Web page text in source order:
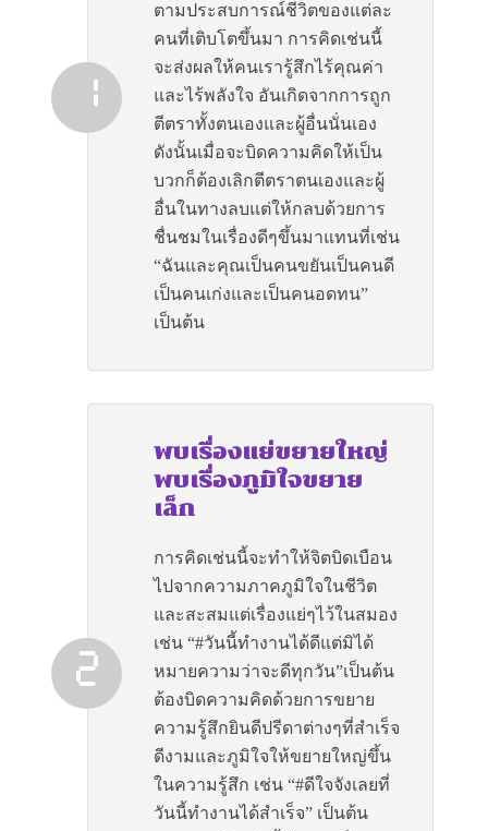
ตามประสบการณ์ชีวิตของแต่ละ
คนที่เติบโตขึ้นมา การคิดเช่นนี้
จะส่งผลให้คนเรารู้สึกไร้คุณค่า
และไร้พลังใจ อันเกิดจากการถูก
ตีตราทั้งตนเองและผู้อื่นนั่นเอง
ดังนั้นเมื่อจะบิดความคิดให้เป็น
บวกก็ต้องเลิกตีตราตนเองและผู้
อื่นในทางลบแต่ให้กลบด้วยการ
ชื่นชมในเรื่องดีๆขึ้นมาแทนที่เช่น
“ฉันและคุณเป็นคนขยันเป็นคนดี
เป็นคนเก่งและเป็นคนอดทน”
เป็นต้น
พบเรื่องแย่ขยายใหญ่
พบเรื่องภูมิใจขยาย
เล็ก
การคิดเช่นนี้จะทำให้จิตบิดเบือน
ไปจากความภาคภูมิใจในชีวิต
และสะสมแต่เรื่องแย่ๆไว้ในสมอง
เช่น “#วันนี้ทำงานได้ดีแต่มิได้
หมายความว่าจะดีทุกวัน”เป็นต้น
ต้องบิดความคิดด้วยการขยาย
ความรู้สึกยินดีปรีดาต่างๆที่สำเร็จ
ดีงามและภูมิใจให้ขยายใหญ่ขึ้น
ในความรู้สึก เช่น “#ดีใจจังเลยที่
วันนี้ทำงานได้สำเร็จ” เป็นต้น